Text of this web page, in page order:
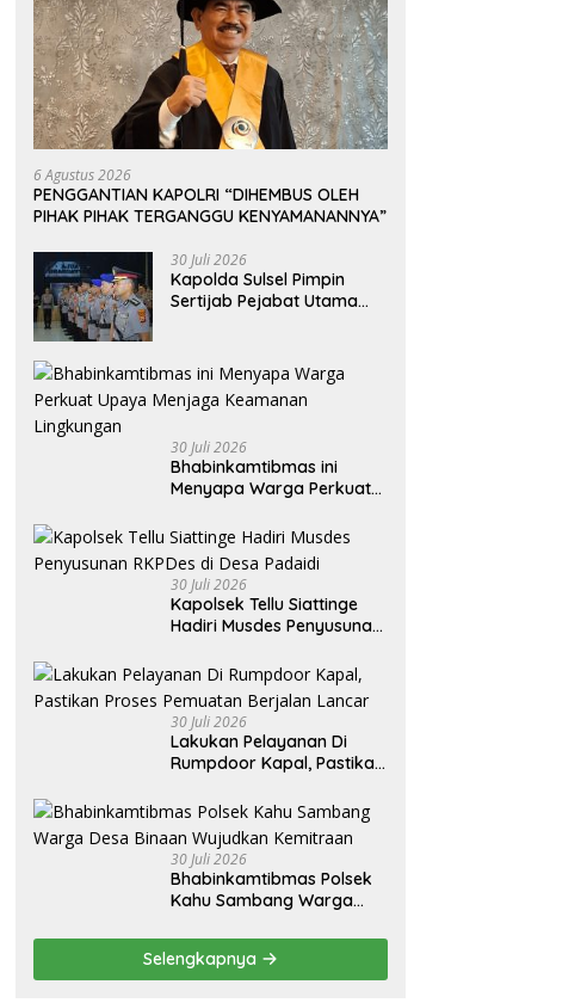
6 Agustus 2026
PENGGANTIAN KAPOLRI “DIHEMBUS OLEH
PIHAK PIHAK TERGANGGU KENYAMANANNYA”
30 Juli 2026
Kapolda Sulsel Pimpin
Sertijab Pejabat Utama
Kapolresta Gowa
30 Juli 2026
Bhabinkamtibmas ini
Menyapa Warga Perkuat
Keamanan Lingkungan
30 Juli 2026
Kapolsek Tellu Siattinge
Hadiri Musdes Penyusunan
30 Juli 2026
Lakukan Pelayanan Di
Rumpdoor Kapal, Pastikan
Lancar
30 Juli 2026
Bhabinkamtibmas Polsek
Kahu Sambang Warga
Kemitraan
Selengkapnya